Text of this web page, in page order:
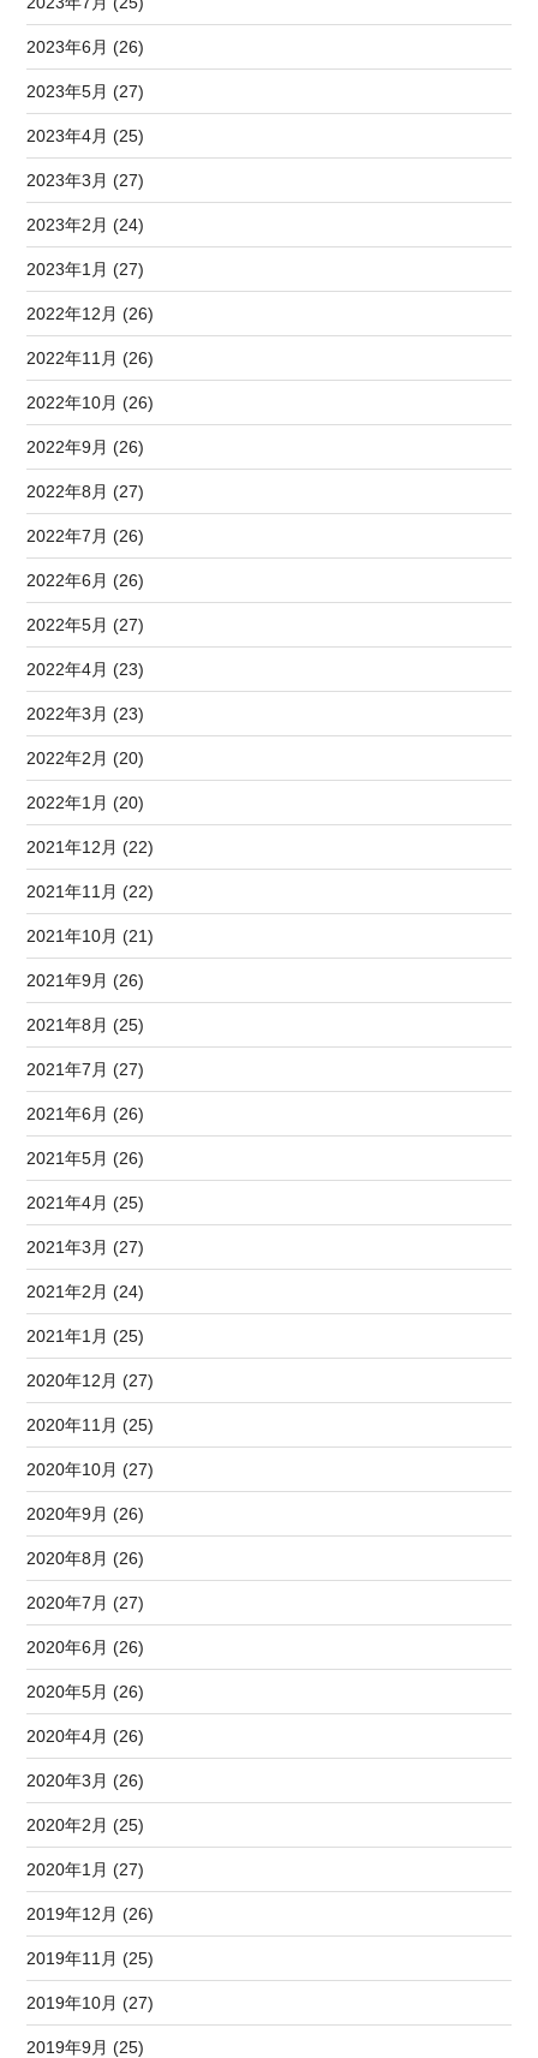
2023年6月 (26)
2023年5月 (27)
2023年4月 (25)
2023年3月 (27)
2023年2月 (24)
2023年1月 (27)
2022年12月 (26)
2022年11月 (26)
2022年10月 (26)
2022年9月 (26)
2022年8月 (27)
2022年7月 (26)
2022年6月 (26)
2022年5月 (27)
2022年4月 (23)
2022年3月 (23)
2022年2月 (20)
2022年1月 (20)
2021年12月 (22)
2021年11月 (22)
2021年10月 (21)
2021年9月 (26)
2021年8月 (25)
2021年7月 (27)
2021年6月 (26)
2021年5月 (26)
2021年4月 (25)
2021年3月 (27)
2021年2月 (24)
2021年1月 (25)
2020年12月 (27)
2020年11月 (25)
2020年10月 (27)
2020年9月 (26)
2020年8月 (26)
2020年7月 (27)
2020年6月 (26)
2020年5月 (26)
2020年4月 (26)
2020年3月 (26)
2020年2月 (25)
2020年1月 (27)
2019年12月 (26)
2019年11月 (25)
2019年10月 (27)
2019年9月 (25)